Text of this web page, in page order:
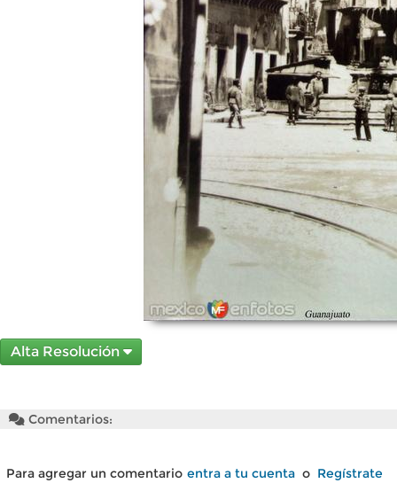
Alta Resolución
Comentarios:
Para agregar un comentario entra a tu cuenta o Regístrate